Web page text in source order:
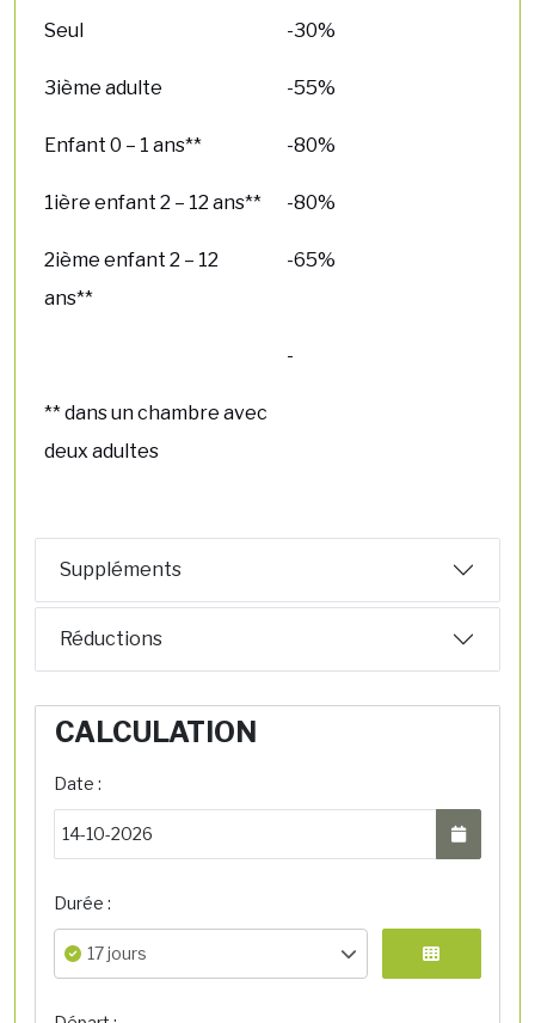
Seul -30%
3ième adulte -55%
Enfant 0 – 1 ans** -80%
1ière enfant 2 – 12 ans** -80%
2ième enfant 2 – 12
ans**
-65%
-
** dans un chambre avec
deux adultes
Suppléments
Réductions
CALCULATION
Date :
Durée :
17 jours